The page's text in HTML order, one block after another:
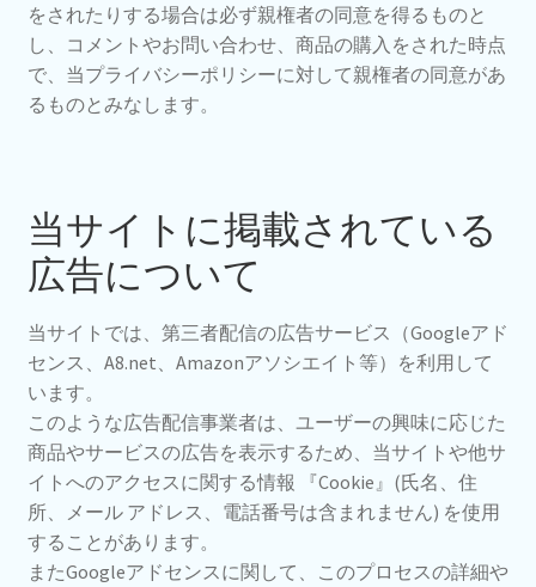
をされたりする場合は必ず親権者の同意を得るものと
し、コメントやお問い合わせ、商品の購入をされた時点
で、当プライバシーポリシーに対して親権者の同意があ
るものとみなします。
当サイトに掲載されている
広告について
当サイトでは、第三者配信の広告サービス（Googleアド
センス、A8.net、Amazonアソシエイト等）を利用して
います。
このような広告配信事業者は、ユーザーの興味に応じた
商品やサービスの広告を表示するため、当サイトや他サ
イトへのアクセスに関する情報 『Cookie』(氏名、住
所、メール アドレス、電話番号は含まれません) を使用
することがあります。
またGoogleアドセンスに関して、このプロセスの詳細や